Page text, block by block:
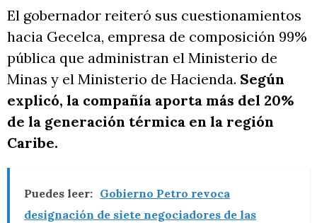
El gobernador reiteró sus cuestionamientos
hacia Gecelca, empresa de composición 99%
pública que administran el Ministerio de
Minas y el Ministerio de Hacienda. Según
explicó, la compañía aporta más del 20%
de la generación térmica en la región
Caribe.
Puedes leer: Gobierno Petro revoca
designación de siete negociadores de las